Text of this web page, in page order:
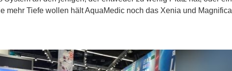
mehr Tiefe wollen hält AquaMedic noch das Xenia und Magnifica